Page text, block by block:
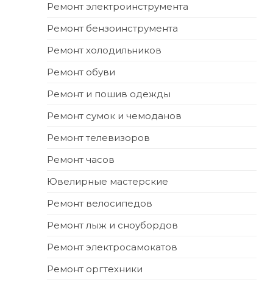
Ремонт электроинструмента
Ремонт бензоинструмента
Ремонт холодильников
Ремонт обуви
Ремонт и пошив одежды
Ремонт сумок и чемоданов
Ремонт телевизоров
Ремонт часов
Ювелирные мастерские
Ремонт велосипедов
Ремонт лыж и сноубордов
Ремонт электросамокатов
Ремонт оргтехники